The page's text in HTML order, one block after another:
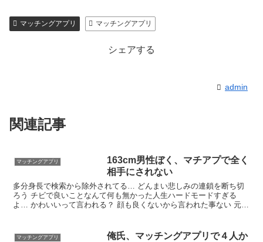
会員数は国内最大級の180万人を突破！【paters】
マッチングアプリ マッチングアプリ
シェアする
admin
関連記事
マッチングアプリ
163cm男性ぼく、マチアプで全く
相手にされない
多分身長で検索から除外されてる… どんまい悲しみの連鎖を断ち切
ろう チビで良いことなんて何も無かった人生ハードモードすぎる
よ… かわいいって言われる？ 顔も良くないから言われた事ない 元々
マッチングアプリ
俺氏、マッチングアプリで４人か